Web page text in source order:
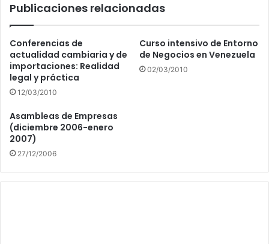
Publicaciones relacionadas
Conferencias de
actualidad cambiaria y de
importaciones: Realidad
legal y práctica
12/03/2010
Curso intensivo de Entorno
de Negocios en Venezuela
02/03/2010
Asambleas de Empresas
(diciembre 2006-enero
2007)
27/12/2006